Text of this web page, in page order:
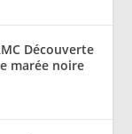
Découverte
marée noire